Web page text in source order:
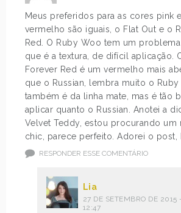
Meus preferidos para as cores pink e
vermelho são iguais, o Flat Out e o
Red. O Ruby Woo tem um
que é a textura, de difícil aplicação.
Forever Red é um vermelho mais
que o Russian, lembra muito o Ruby
também é da linha mate, mas é tão
aplicar quanto o Russian. Anotei a
Velvet Teddy, estou procurando um
chic, parece perfeito. Adorei o post,
RESPONDER ESSE COMENTÁRIO
Lia
27 DE SETEMBRO DE 2015 -
12:47